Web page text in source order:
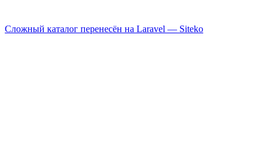
Сложный каталог перенесён на Laravel — Siteko